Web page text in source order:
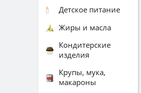
Детское питание
Жиры и масла
Кондитерские
изделия
Крупы, мука,
макароны